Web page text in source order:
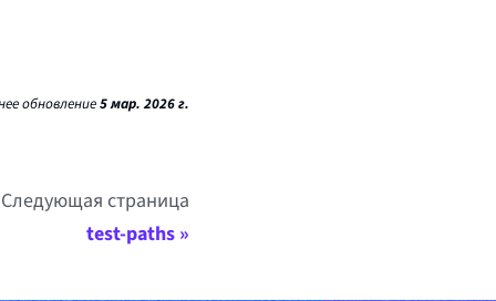
обновление5 мар. 2026 г.
Следующая страница
test-paths